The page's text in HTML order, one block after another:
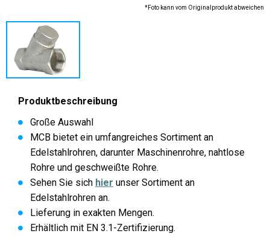
*Foto kann vom Originalprodukt abweichen
Produktbeschreibung
Große Auswahl
MCB bietet ein umfangreiches Sortiment an
Edelstahlrohren, darunter Maschinenrohre, nahtlose
Rohre und geschweißte Rohre.
Sehen Sie sich hier unser Sortiment an
Edelstahlrohren an.
Lieferung in exakten Mengen.
Erhältlich mit EN 3.1-Zertifizierung.